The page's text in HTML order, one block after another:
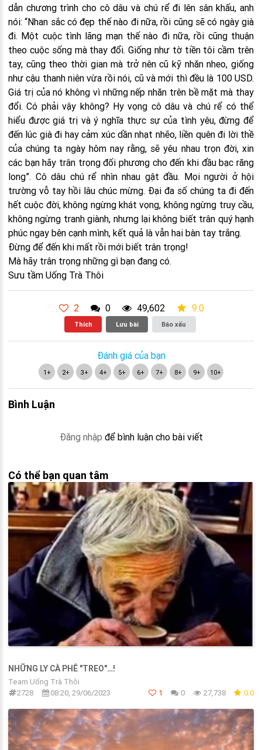
dẫn chương trình cho cô dâu và chú rể đi lên sân khấu, anh
nói: “Nhan sắc có đẹp thế nào đi nữa, rồi cũng sẽ có ngày già
đi. Một cuộc tình lãng mạn thế nào đi nữa, rồi cũng thuận
theo cuộc sống mà thay đổi. Giống như tờ tiền tôi cầm trên
tay, cũng theo thời gian mà trở nên cũ kỹ nhăn nheo, giống
như cậu thanh niên vừa rồi nói, cũ và mới thì đều là 100 USD.
Giá trị của nó không vì những nếp nhăn trên bề mặt mà thay
đổi. Có phải vậy không? Hy vọng cô dâu và chú rể có thể
hiểu được giá trị và ý nghĩa thực sự của tình yêu, đừng để
đến lúc già đi hay cảm xúc dần nhạt nhẽo, liền quên đi lời thề
của chúng ta ngày hôm nay rằng, sẽ yêu nhau trọn đời, xin
các bạn hãy trân trọng đối phương cho đến khi đầu bạc răng
long”. Cô dâu chú rể nhìn nhau gật đầu. Mọi người ở hội
trường vỗ tay hồi lâu chúc mừng. Đại đa số chúng ta đi đến
hết cuộc đời, không ngừng khát vọng, không ngừng truy cầu,
không ngừng tranh giành, nhưng lại không biết trân quý hạnh
phúc ngay bên cạnh mình, kết quả là vẫn hai bàn tay trắng.
Đừng để đến khi mất rồi mới biết trân trọng!
Mà hãy trân trọng những gì bạn đang có.
Sưu tầm Uống Trà Thôi
2 0 49,602 9.0
Thích Lưu bài Báo xấu
Đánh giá của bạn
1+ 2+ 3+ 4+ 5+ 6+ 7+ 8+ 9+ 10+
Bình Luận
Đăng nhập để bình luận cho bài viết
Có thể bạn quan tâm
NHỮNG LY CÀ PHÊ "TREO"…!
Team Uống Trà Thôi
2728
08:20, 29/06/2023 1 0 27,738 0.0